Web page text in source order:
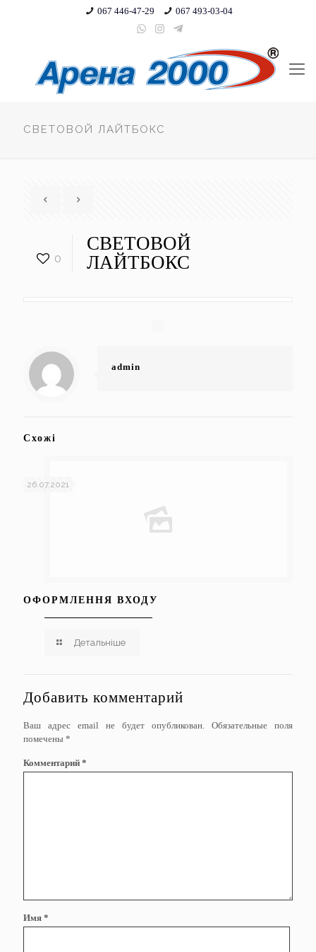
067 446-47-29 067 493-03-04
СВЕТОВОЙ ЛАЙТБОКС
0
СВЕТОВОЙ
ЛАЙТБОКС
admin
Схожі
26.07.2021
ОФОРМЛЕННЯ ВХОДУ
Детальніше
Добавить комментарий
Ваш адрес email не будет опубликован.
Обязательные поля
помечены *
Комментарий *
Имя *